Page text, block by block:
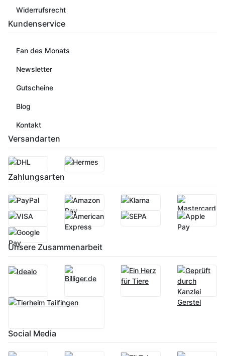
Widerrufsrecht
Kundenservice
Fan des Monats
Newsletter
Gutscheine
Blog
Kontakt
Versandarten
Zahlungsarten
Unsere Zusammenarbeit
Social Media